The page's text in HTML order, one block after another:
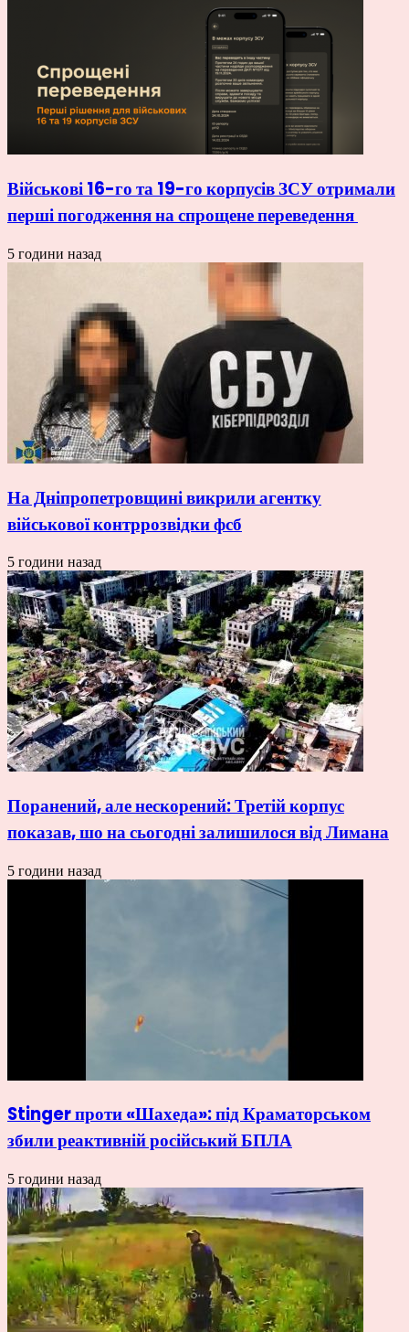
Військові 16-го та 19-го корпусів ЗСУ отримали
перші погодження на спрощене переведення
5 години назад
На Дніпропетровщині викрили агентку
військової контррозвідки фсб
5 години назад
Поранений, але нескорений: Третій корпус
показав, шо на сьогодні залишилося від Лимана
5 години назад
Stinger проти «Шахеда»: під Краматорськом
збили реактивній російський БПЛА
5 години назад